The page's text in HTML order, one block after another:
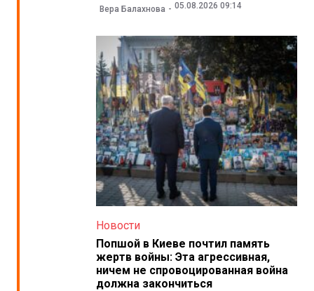
Вера Балахнова 05.08.2026 09:14
Новости
Попшой в Киеве почтил память
жертв войны: Эта агрессивная,
ничем не спровоцированная война
должна закончиться